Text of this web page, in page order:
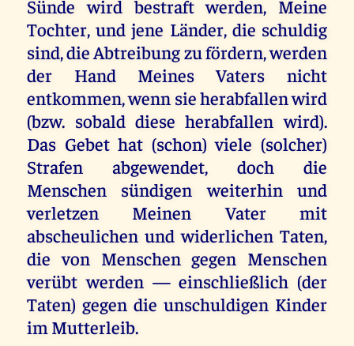
Sünde wird bestraft werden, Meine
Tochter, und jene Länder, die schuldig
sind, die Abtreibung zu fördern, werden
der Hand Meines Vaters nicht
entkommen, wenn sie herabfallen wird
(bzw. sobald diese herabfallen wird).
Das Gebet hat (schon) viele (solcher)
Strafen abgewendet, doch die
Menschen sündigen weiterhin und
verletzen Meinen Vater mit
abscheulichen und widerlichen Taten,
die von Menschen gegen Menschen
verübt werden — einschließlich (der
Taten) gegen die unschuldigen Kinder
im Mutterleib.